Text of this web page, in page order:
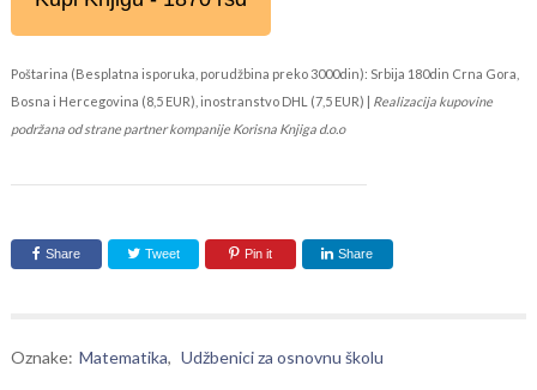
Poštarina (Besplatna isporuka, porudžbina preko 3000din): Srbija 180din Crna Gora,
Bosna i Hercegovina (8,5 EUR), inostranstvo DHL (7,5 EUR) | Realizacija kupovine
podržana od strane partner kompanije Korisna Knjiga d.o.o
Share Tweet Pin it Share
Oznake: Matematika, Udžbenici za osnovnu školu